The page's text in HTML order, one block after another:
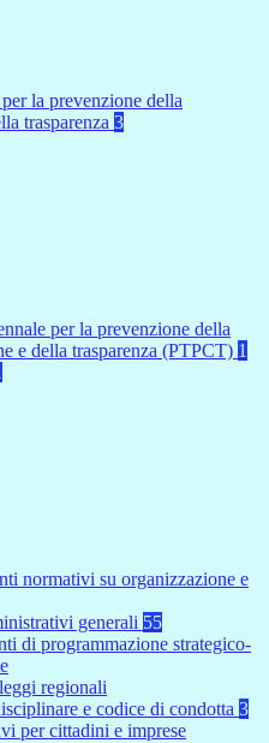
la prevenzione della
trasparenza 3
per la prevenzione della
e della trasparenza (PTPCT) 1
normativi su organizzazione e
generali 55
di programmazione strategico-
regionali
e codice di condotta 3
per cittadini e imprese